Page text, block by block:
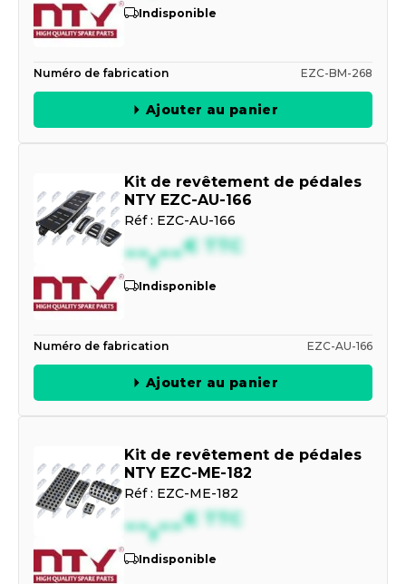
Indisponible
Numéro de fabrication EZC-BM-268
Ajouter au panier
Kit de revêtement de pédales
NTY EZC-AU-166
Réf : EZC-AU-166
--,--€ TTC
Indisponible
Numéro de fabrication EZC-AU-166
Ajouter au panier
Kit de revêtement de pédales
NTY EZC-ME-182
Réf : EZC-ME-182
--,--€ TTC
Indisponible